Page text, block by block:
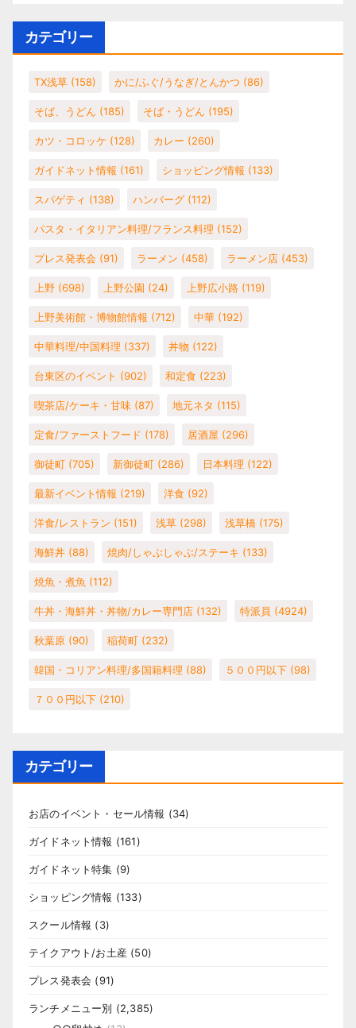
カテゴリー
TX浅草 (158) かに/ふぐ/うなぎ/とんかつ (86)
そば、うどん (185) そば・うどん (195)
カツ・コロッケ (128) カレー (260)
ガイドネット情報 (161) ショッピング情報 (133)
スパゲティ (138) ハンバーグ (112)
パスタ・イタリアン料理/フランス料理 (152)
プレス発表会 (91) ラーメン (458) ラーメン店 (453)
上野 (698) 上野公園 (24) 上野広小路 (119)
上野美術館・博物館情報 (712) 中華 (192)
中華料理/中国料理 (337) 丼物 (122)
台東区のイベント (902) 和定食 (223)
喫茶店/ケーキ・甘味 (87) 地元ネタ (115)
定食/ファーストフード (178) 居酒屋 (296)
御徒町 (705) 新御徒町 (286) 日本料理 (122)
最新イベント情報 (219) 洋食 (92)
洋食/レストラン (151) 浅草 (298) 浅草橋 (175)
海鮮丼 (88) 焼肉/しゃぶしゃぶ/ステーキ (133)
焼魚・煮魚 (112)
牛丼・海鮮丼・丼物/カレー専門店 (132) 特派員 (4924)
秋葉原 (90) 稲荷町 (232)
韓国・コリアン料理/多国籍料理 (88) ５００円以下 (98)
７００円以下 (210)
カテゴリー
お店のイベント・セール情報 (34)
ガイドネット情報 (161)
ガイドネット特集 (9)
ショッピング情報 (133)
スクール情報 (3)
テイクアウト/お土産 (50)
プレス発表会 (91)
ランチメニュー別 (2,385)